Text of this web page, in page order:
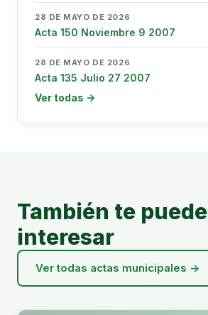
28 DE MAYO DE 2026
Acta 150 Noviembre 9 2007
28 DE MAYO DE 2026
Acta 135 Julio 27 2007
Ver todas →
También te puede
interesar
Ver todas actas municipales →